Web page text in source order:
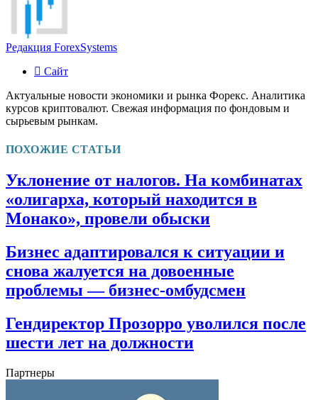
Редакция ForexSystems
Сайт
Актуальные новости экономики и рынка Форекс. Аналитика
курсов криптовалют. Свежая информация по фондовым и
сырьевым рынкам.
ПОХОЖИЕ СТАТЬИ
Уклонение от налогов. На комбинатах
«олигарха, который находится в
Монако», провели обыски
Бизнес адаптировался к ситуации и
снова жалуется на довоенные
проблемы — бизнес-омбудсмен
Гендиректор Прозорро уволился после
шести лет на должности
Партнеры